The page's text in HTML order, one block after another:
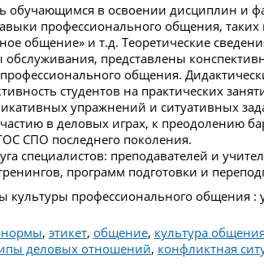
обучающимся в освоении дисциплин и
профессионального общения, таких
общение» и т.д. Теоретические
обслуживания, представлены
общения.
студентов на практических
упражнений и ситуативных
в деловых играх, к преодолению
СПО последнего поколения.
специалистов: преподавателей и
программ подготовки и
культуры профессионального общения :
нормы, этикет, общение, культура общения
деловых отношений, конфликтная